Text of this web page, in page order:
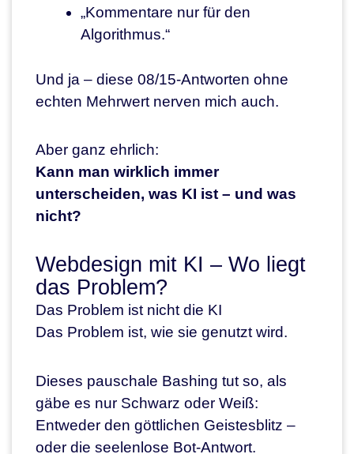
„Kommentare nur für den
Algorithmus.“
Und ja – diese 08/15-Antworten ohne
echten Mehrwert nerven mich auch.
Aber ganz ehrlich:
Kann man wirklich immer
unterscheiden, was KI ist – und was
nicht?
Webdesign mit KI – Wo liegt
das Problem?
Das Problem ist nicht die KI
Das Problem ist, wie sie genutzt wird.
Dieses pauschale Bashing tut so, als
gäbe es nur Schwarz oder Weiß:
Entweder den göttlichen Geistesblitz –
oder die seelenlose Bot-Antwort.